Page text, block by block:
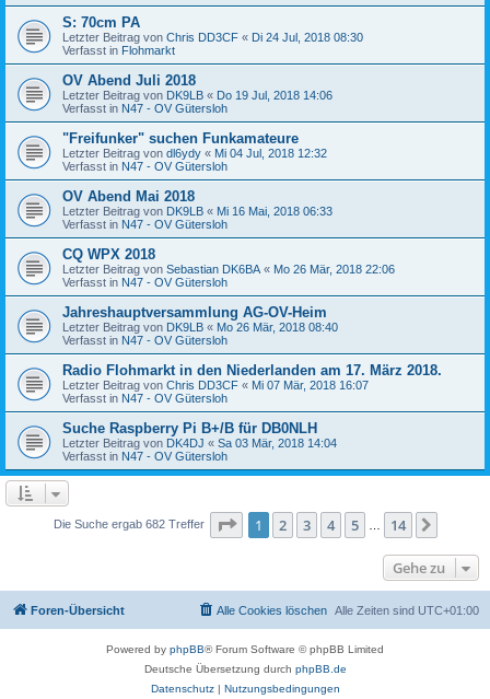
S: 70cm PA
Letzter Beitrag von Chris DD3CF « Di 24 Jul, 2018 08:30
Verfasst in Flohmarkt
OV Abend Juli 2018
Letzter Beitrag von DK9LB « Do 19 Jul, 2018 14:06
Verfasst in N47 - OV Gütersloh
"Freifunker" suchen Funkamateure
Letzter Beitrag von dl6ydy « Mi 04 Jul, 2018 12:32
Verfasst in N47 - OV Gütersloh
OV Abend Mai 2018
Letzter Beitrag von DK9LB « Mi 16 Mai, 2018 06:33
Verfasst in N47 - OV Gütersloh
CQ WPX 2018
Letzter Beitrag von Sebastian DK6BA « Mo 26 Mär, 2018 22:06
Verfasst in N47 - OV Gütersloh
Jahreshauptversammlung AG-OV-Heim
Letzter Beitrag von DK9LB « Mo 26 Mär, 2018 08:40
Verfasst in N47 - OV Gütersloh
Radio Flohmarkt in den Niederlanden am 17. März 2018.
Letzter Beitrag von Chris DD3CF « Mi 07 Mär, 2018 16:07
Verfasst in N47 - OV Gütersloh
Suche Raspberry Pi B+/B für DB0NLH
Letzter Beitrag von DK4DJ « Sa 03 Mär, 2018 14:04
Verfasst in N47 - OV Gütersloh
Die Suche ergab 682 Treffer Seite 1von 14
1 2 3 4 5 14
Gehe zu
Foren-Übersicht Alle Zeiten sind UTC+01:00
Alle Cookies löschen
Powered by phpBB® Forum Software © phpBB Limited
Deutsche Übersetzung durch phpBB.de
Datenschutz| Nutzungsbedingungen